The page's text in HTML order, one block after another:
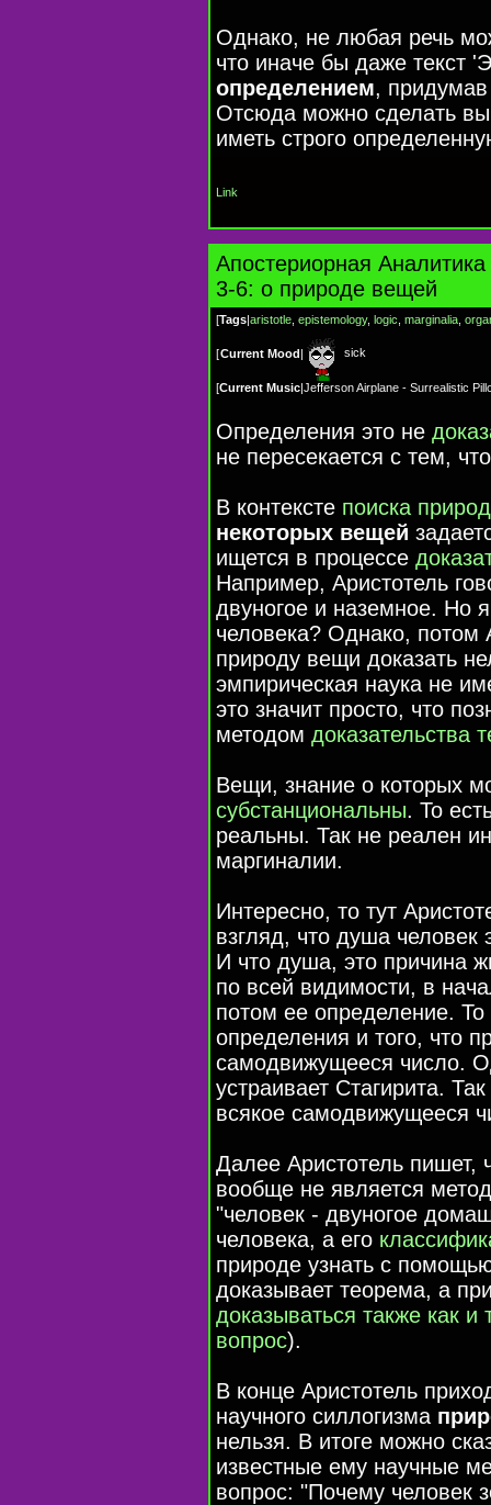
Однако, не любая речь
что иначе бы даже текст
определением,
Отсюда можно сделать
иметь строго
Link
Апостериорная
3-6: о природе вещей
[Tags|aristotle epistemology, logic marginalia
[Current Mood| sick
[Current Music|Jefferson Airplane - Surrealistic
Определения это не
не пересекается с тем,
В контексте поиска
некоторых вещей
ищется в процессе
Например, Аристотель
двуногое и наземное. Но
человека? Однако, потом
природу вещи доказать
эмпирическая наука не
это значит просто, что
методом доказательства
Вещи, знание о которых
субстанциональны. То
реальны. Так не реален
маргиналии.
Интересно, то тут
взгляд, что душа
И что душа, это причина
по всей видимости, в
потом ее определение.
определения и того, что
самодвижущееся число.
устраивает Стагирита.
всякое самодвижущееся
Далее Аристотель
вообще не является
"человек - двуногое
человека, а его
природе узнать с
доказывает теорема, а
доказываться также как и
вопрос).
В конце Аристотель
научного силлогизма
нельзя. В итоге можно
известные ему научные
вопрос: "Почему человек